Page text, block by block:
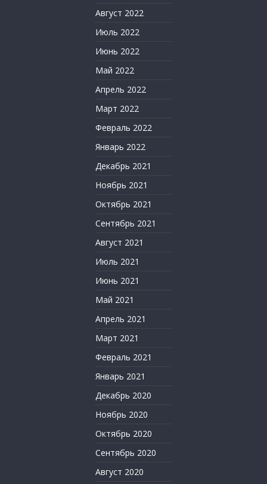
Август 2022
Июль 2022
Июнь 2022
Май 2022
Апрель 2022
Март 2022
Февраль 2022
Январь 2022
Декабрь 2021
Ноябрь 2021
Октябрь 2021
Сентябрь 2021
Август 2021
Июль 2021
Июнь 2021
Май 2021
Апрель 2021
Март 2021
Февраль 2021
Январь 2021
Декабрь 2020
Ноябрь 2020
Октябрь 2020
Сентябрь 2020
Август 2020